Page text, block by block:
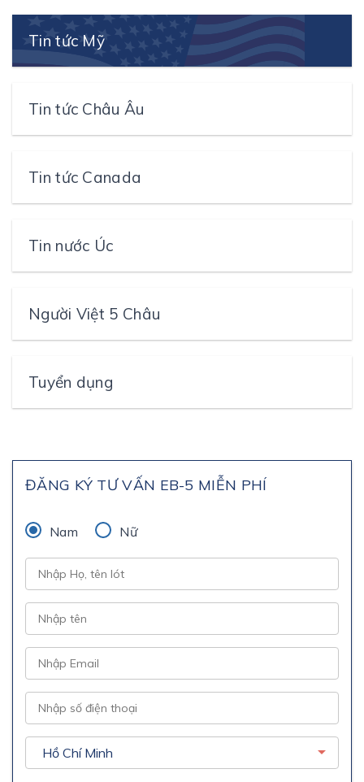
Tin tức Mỹ
Tin tức Châu Âu
Tin tức Canada
Tin nước Úc
Người Việt 5 Châu
Tuyển dụng
ĐĂNG KÝ TƯ VẤN EB-5 MIỄN PHÍ
Nam Nữ